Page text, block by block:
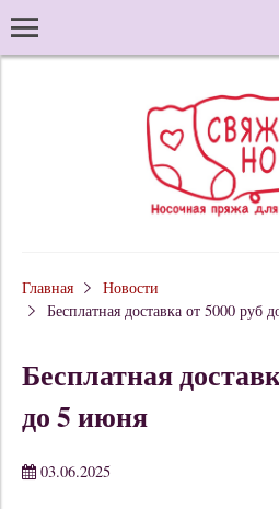
Главная
Новости
Бесплатная доставка от 5000 руб
Бесплатная
до 5 июня
03.06.2025